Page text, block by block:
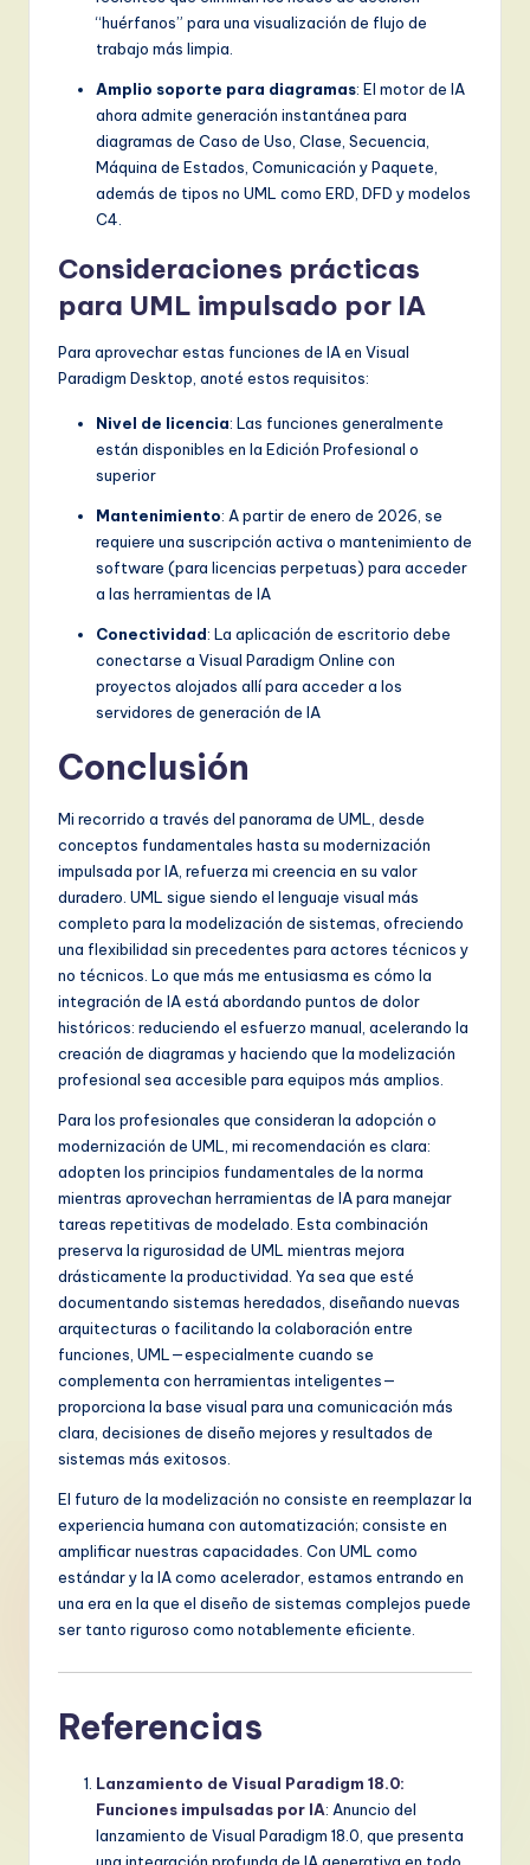
“huérfanos” para una visualización de flujo de
trabajo más limpia.
Amplio soporte para diagramas: El motor de IA
ahora admite generación instantánea para
diagramas de Caso de Uso, Clase, Secuencia,
Máquina de Estados, Comunicación y Paquete,
además de tipos no UML como ERD, DFD y modelos
C4.
Consideraciones prácticas
para UML impulsado por IA
Para aprovechar estas funciones de IA en Visual
Paradigm Desktop, anoté estos requisitos:
Nivel de licencia: Las funciones generalmente
están disponibles en la Edición Profesional o
superior
Mantenimiento: A partir de enero de 2026, se
requiere una suscripción activa o mantenimiento de
software (para licencias perpetuas) para acceder
a las herramientas de IA
Conectividad: La aplicación de escritorio debe
conectarse a Visual Paradigm Online con
proyectos alojados allí para acceder a los
servidores de generación de IA
Conclusión
Mi recorrido a través del panorama de UML, desde
conceptos fundamentales hasta su modernización
impulsada por IA, refuerza mi creencia en su valor
duradero. UML sigue siendo el lenguaje visual más
completo para la modelización de sistemas, ofreciendo
una flexibilidad sin precedentes para actores técnicos y
no técnicos. Lo que más me entusiasma es cómo la
integración de IA está abordando puntos de dolor
históricos: reduciendo el esfuerzo manual, acelerando la
creación de diagramas y haciendo que la modelización
profesional sea accesible para equipos más amplios.
Para los profesionales que consideran la adopción o
modernización de UML, mi recomendación es clara:
adopten los principios fundamentales de la norma
mientras aprovechan herramientas de IA para manejar
tareas repetitivas de modelado. Esta combinación
preserva la rigurosidad de UML mientras mejora
drásticamente la productividad. Ya sea que esté
documentando sistemas heredados, diseñando nuevas
arquitecturas o facilitando la colaboración entre
funciones, UML—especialmente cuando se
complementa con herramientas inteligentes—
proporciona la base visual para una comunicación más
clara, decisiones de diseño mejores y resultados de
sistemas más exitosos.
El futuro de la modelización no consiste en reemplazar la
experiencia humana con automatización; consiste en
amplificar nuestras capacidades. Con UML como
estándar y la IA como acelerador, estamos entrando en
una era en la que el diseño de sistemas complejos puede
ser tanto riguroso como notablemente eficiente.
Referencias
Lanzamiento de Visual Paradigm 18.0:
Funciones impulsadas por IA: Anuncio del
lanzamiento de Visual Paradigm 18.0, que presenta
una integración profunda de IA generativa en todo